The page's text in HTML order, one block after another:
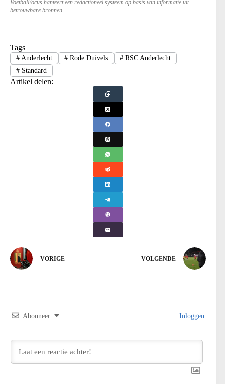
VoetbalFocus hanteert een redactioneel systeem op basis van informatie uit
betrouwbare bronnen.
Tags
#Anderlecht #Rode Duivels # RSC Anderlecht
#Standard
Artikel delen:
VORIGE VOLGENDE
Abonneer Inloggen